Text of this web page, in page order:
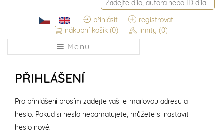
přihlásit
registrovat
nákupní košík (0) limity (0)
Menu
PŘIHLÁŠENÍ
Pro přihlášení prosím zadejte vaši e-mailovou adresu a
heslo. Pokud si heslo nepamatujete, můžete si nastavit
heslo nové.